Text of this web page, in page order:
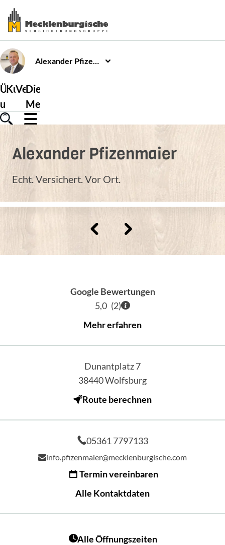
Alexander Pfizenmaier
Über
uns
Kundenservice
Versicherungen
Die
Mecklenburgische
Alexander Pfizenmaier
Echt. Versichert. Vor Ort.
Google Bewertungen
5,0 (2)
Mehr erfahren
Dunantplatz 7
38440Wolfsburg
Route berechnen
05361 7797133
info.pfizenmaier@mecklenburgische.com
Termin vereinbaren
Alle Kontaktdaten
Alle Öffnungszeiten